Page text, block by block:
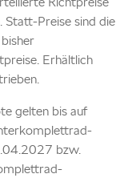
Statt-Preise sind die
Erhältlich
gelten bis auf
bzw.